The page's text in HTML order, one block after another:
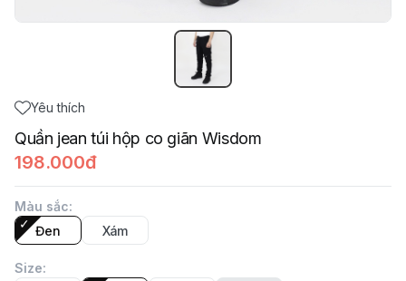
Yêu thích
Quần jean túi hộp co giãn Wisdom
198.000đ
Màu sắc:
Đen
Xám
Size: